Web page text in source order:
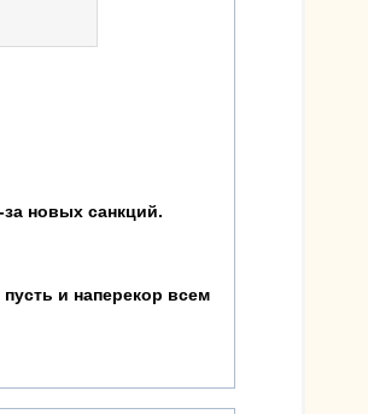
за новых санкций.
и наперекор всем